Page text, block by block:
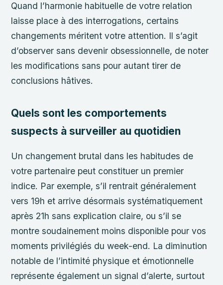
Quand l’harmonie habituelle de votre relation
laisse place à des interrogations, certains
changements méritent votre attention. Il s’agit
d’observer sans devenir obsessionnelle, de noter
les modifications sans pour autant tirer de
conclusions hâtives.
Quels sont les comportements
suspects à surveiller au quotidien
Un changement brutal dans les habitudes de
votre partenaire peut constituer un premier
indice. Par exemple, s’il rentrait généralement
vers 19h et arrive désormais systématiquement
après 21h sans explication claire, ou s’il se
montre soudainement moins disponible pour vos
moments privilégiés du week-end. La diminution
notable de l’intimité physique et émotionnelle
représente également un signal d’alerte, surtout